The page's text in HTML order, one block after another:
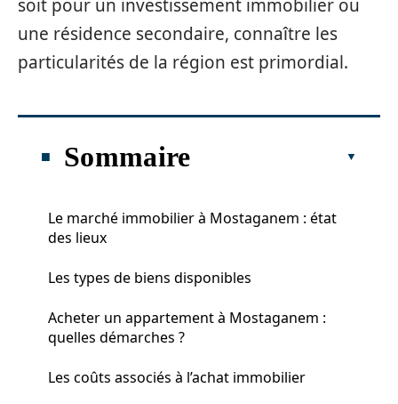
soit pour un investissement immobilier ou
une résidence secondaire, connaître les
particularités de la région est primordial.
Sommaire
Le marché immobilier à Mostaganem : état
des lieux
Les types de biens disponibles
Acheter un appartement à Mostaganem :
quelles démarches ?
Les coûts associés à l’achat immobilier